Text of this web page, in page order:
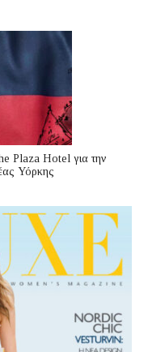
Plaza Hotel για την
Υόρκης